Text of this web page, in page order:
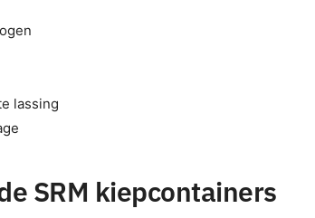
lassing
SRM kiepcontainers